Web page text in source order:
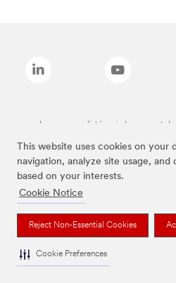
This website uses cookies on your
navigation, analyze site usage,
based on your interests.
Cookie Notice
Reject Non-Essential Cookies
Cookie Preferences
Les marques listées ci-dessus sont